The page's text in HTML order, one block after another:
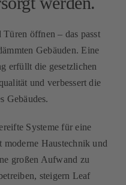
öffnen – das passt
Gebäuden. Eine
erfüllt die gesetzlichen
und verbessert die
Gebäudes.
Systeme für eine
Haustechnik und
großen Aufwand zu
steigern Leaf